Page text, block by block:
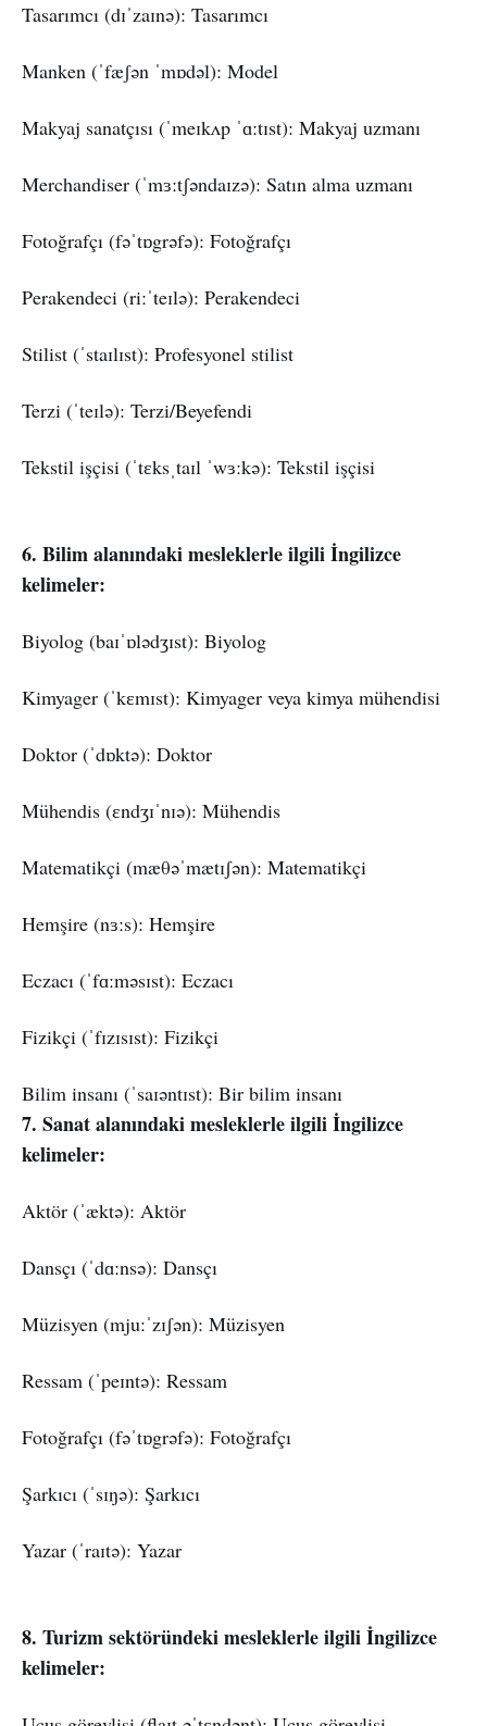
Tasarımcı (dɪˈzaɪnə): Tasarımcı
Manken (ˈfæʃən ˈmɒdəl): Model
Makyaj sanatçısı (ˈmeɪkʌp ˈɑːtɪst): Makyaj uzmanı
Merchandiser (ˈmɜːtʃəndaɪzə): Satın alma uzmanı
Fotoğrafçı (fəˈtɒgrəfə): Fotoğrafçı
Perakendeci (riːˈteɪlə): Perakendeci
Stilist (ˈstaɪlɪst): Profesyonel stilist
Terzi (ˈteɪlə): Terzi/Beyefendi
Tekstil işçisi (ˈtɛksˌtaɪl ˈwɜːkə): Tekstil işçisi
6. Bilim alanındaki mesleklerle ilgili İngilizce
kelimeler:
Biyolog (baɪˈɒlədʒɪst): Biyolog
Kimyager (ˈkɛmɪst): Kimyager veya kimya mühendisi
Doktor (ˈdɒktə): Doktor
Mühendis (ɛndʒɪˈnɪə): Mühendis
Matematikçi (mæθəˈmætɪʃən): Matematikçi
Hemşire (nɜːs): Hemşire
Eczacı (ˈfɑːməsɪst): Eczacı
Fizikçi (ˈfɪzɪsɪst): Fizikçi
Bilim insanı (ˈsaɪəntɪst): Bir bilim insanı
7. Sanat alanındaki mesleklerle ilgili İngilizce
kelimeler:
Aktör (ˈæktə): Aktör
Dansçı (ˈdɑːnsə): Dansçı
Müzisyen (mjuːˈzɪʃən): Müzisyen
Ressam (ˈpeɪntə): Ressam
Fotoğrafçı (fəˈtɒgrəfə): Fotoğrafçı
Şarkıcı (ˈsɪŋə): Şarkıcı
Yazar (ˈraɪtə): Yazar
8. Turizm sektöründeki mesleklerle ilgili İngilizce
kelimeler: